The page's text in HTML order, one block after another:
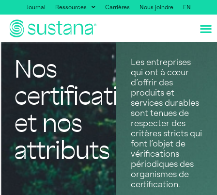
Journal Ressources Carrières Nous joindre EN
Nos
certifications
et nos
attributs
Les entreprises
qui ont à cœur
d’offrir des
produits et
services durables
sont tenues de
respecter des
critères stricts qui
font l’objet de
vérifications
périodiques des
organismes de
certification.